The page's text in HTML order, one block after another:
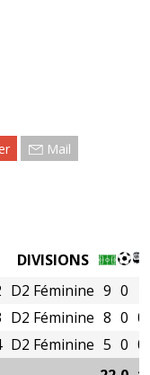
Mail
DIVISIONS
D2 Féminine 9 0
D2 Féminine 8 0 0
D2 Féminine 5 0 0